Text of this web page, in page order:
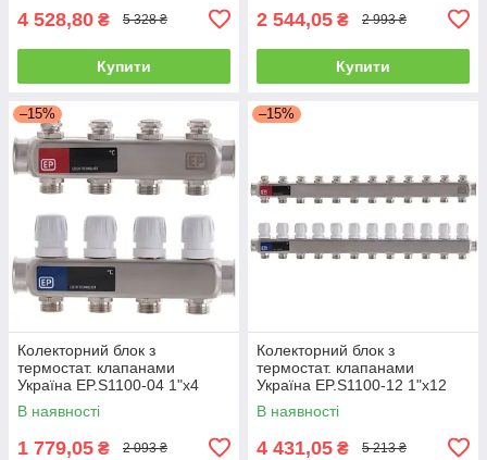
4 528,80 ₴ 5 328 ₴
Купити
2 544,05 ₴ 2 993 ₴
Купити
–15%
Колекторний блок з
термостат. клапанами
Україна EP.S1100-04 1"x4
В наявності
1 779,05 ₴ 2 093 ₴
–15%
Колекторний блок з
термостат. клапанами
Україна EP.S1100-12 1"x12
В наявності
4 431,05 ₴ 5 213 ₴